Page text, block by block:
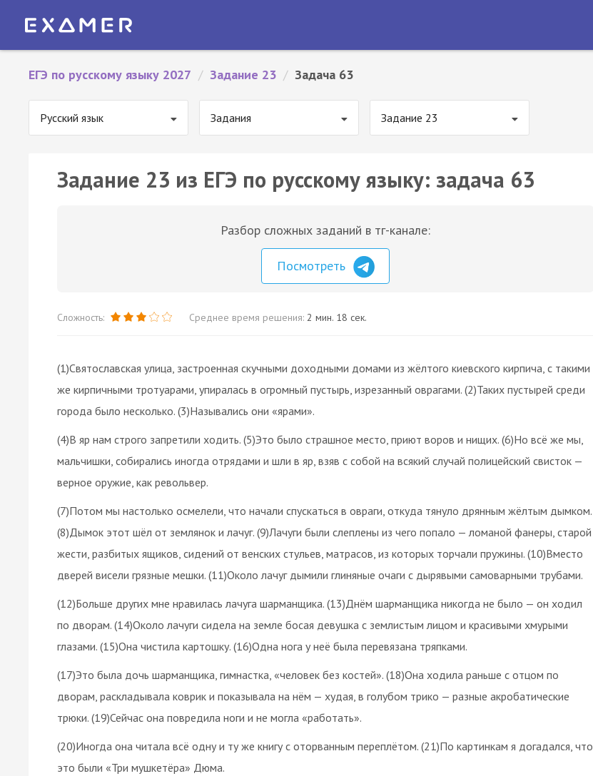
ЕГЭ по русскому языку 2027 / Задание 23 / Задача 63
Русский язык Задания Задание 23
Задание 23 из ЕГЭ по русскому языку: задача 63
Разбор сложных заданий в тг-канале:
Посмотреть
Сложность: Среднее время решения: 2 мин. 18 сек.
(1)Святославская улица, застроенная скучными доходными домами из жёлтого киевского кирпича, с такими
же кирпичными тротуарами, упиралась в огромный пустырь, изрезанный оврагами. (2)Таких пустырей среди
города было несколько. (3)Назывались они «ярами».
(4)В яр нам строго запретили ходить. (5)Это было страшное место, приют воров и нищих. (6)Но всё же мы,
мальчишки, собирались иногда отрядами и шли в яр, взяв с собой на всякий случай полицейский свисток —
верное оружие, как револьвер.
(7)Потом мы настолько осмелели, что начали спускаться в овраги, откуда тянуло дрянным жёлтым дымком.
(8)Дымок этот шёл от землянок и лачуг. (9)Лачуги были слеплены из чего попало — ломаной фанеры, старой
жести, разбитых ящиков, сидений от венских стульев, матрасов, из которых торчали пружины. (10)Вместо
дверей висели грязные мешки. (11)Около лачуг дымили глиняные очаги с дырявыми самоварными трубами.
(12)Больше других мне нравилась лачуга шарманщика. (13)Днём шарманщика никогда не было — он ходил
по дворам. (14)Около лачуги сидела на земле босая девушка с землистым лицом и красивыми хмурыми
глазами. (15)Она чистила картошку. (16)Одна нога у неё была перевязана тряпками.
(17)Это была дочь шарманщика, гимнастка, «человек без костей». (18)Она ходила раньше с отцом по
дворам, раскладывала коврик и показывала на нём — худая, в голубом трико — разные акробатические
трюки. (19)Сейчас она повредила ноги и не могла «работать».
(20)Иногда она читала всё одну и ту же книгу с оторванным переплётом. (21)По картинкам я догадался, что
это были «Три мушкетёра» Дюма.